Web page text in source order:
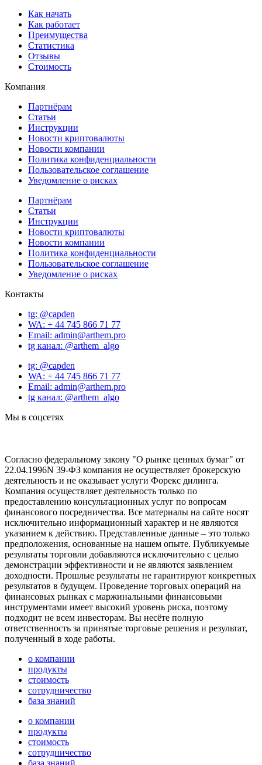
Как начать
Как работает
Преимущества
Статистика
Отзывы
Стоимость
Компания
Партнёрам
Статьи
Инструкции
Новости криптовалюты
Новости компании
Политика конфиденциальности
Пользовательское соглашение
Уведомление о рисках
Партнёрам
Статьи
Инструкции
Новости криптовалюты
Новости компании
Политика конфиденциальности
Пользовательское соглашение
Уведомление о рисках
Контакты
tg: @capden
WA: + 44 745 866 71 77
Email: admin@arthem.pro
tg канал: @arthem_algo
tg: @capden
WA: + 44 745 866 71 77
Email: admin@arthem.pro
tg канал: @arthem_algo
Мы в соцсетях
Согласно федеральному закону "О рынке ценных бумаг" от
22.04.1996N 39-ФЗ компания не осуществляет брокерскую
деятельность и не оказывает услуги Форекс дилинга.
Компания осуществляет деятельность только по
предоставлению консультационных услуг по вопросам
финансового посредничества. Все материалы на сайте носят
исключительно информационный характер и не являются
указанием к действию. Представленные данные – это только
предположения, основанные на нашем опыте. Публикуемые
результаты торговли добавляются исключительно с целью
демонстрации эффективности и не являются заявлением
доходности. Прошлые результаты не гарантируют конкретных
результатов в будущем. Проведение торговых операций на
финансовых рынках с маржинальными финансовыми
инструментами имеет высокий уровень риска, поэтому
подходит не всем инвесторам. Вы несёте полную
ответственность за принятые торговые решения и результат,
полученный в ходе работы.
о компании
продукты
стоимость
сотрудничество
база знаний
о компании
продукты
стоимость
сотрудничество